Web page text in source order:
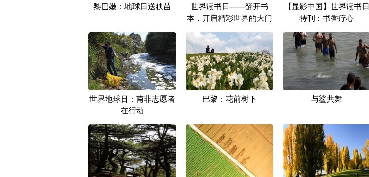
黎巴嫩：地球日送秧苗
世界读书日——翻开书
本，开启精彩世界的大门
【显影中国】世界读书日
特刊：书香疗心
世界地球日：南非志愿者
在行动
巴黎：花前树下 与鲨共舞